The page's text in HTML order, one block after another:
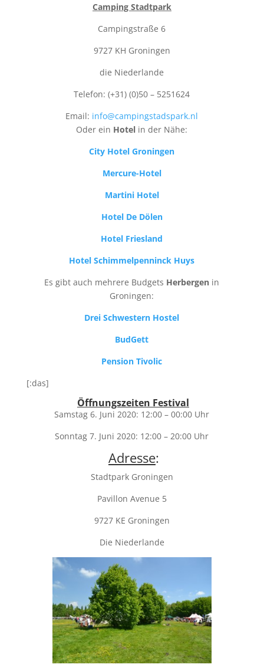
Camping Stadtpark
Campingstraße 6
9727 KH Groningen
die Niederlande
Telefon: (+31) (0)50 – 5251624
Email: info@campingstadspark.nl
Oder ein Hotel in der Nähe:
City Hotel Groningen
Mercure-Hotel
Martini Hotel
Hotel De Dölen
Hotel Friesland
Hotel Schimmelpenninck Huys
Es gibt auch mehrere Budgets Herbergen in
Groningen:
Drei Schwestern Hostel
BudGett
Pension Tivolic
[:das]
Öffnungszeiten Festival
Samstag 6. Juni 2020: 12:00 – 00:00 Uhr
Sonntag 7. Juni 2020: 12:00 – 20:00 Uhr
Adresse:
Stadtpark Groningen
Pavillon Avenue 5
9727 KE Groningen
Die Niederlande